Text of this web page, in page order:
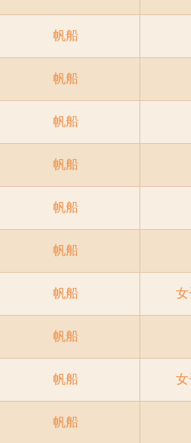
帆船
帆船
帆船
帆船
帆船
帆船
帆船 女
帆船
帆船 女
帆船